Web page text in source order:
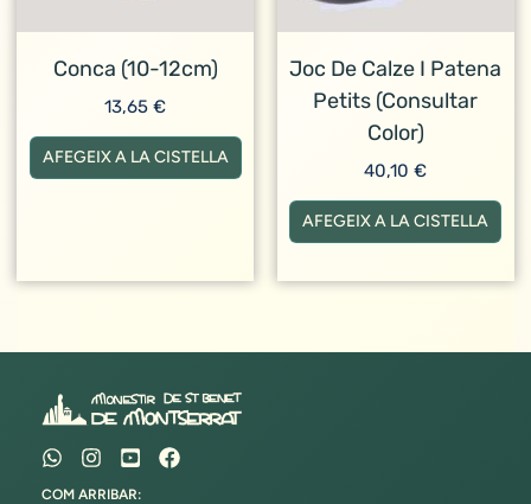
Conca (10-12cm)
13,65€
AFEGEIX A LA CISTELLA
Joc De Calze I Patena
Petits (consultar
Color)
40,10€
AFEGEIX A LA CISTELLA
COM ARRIBAR: